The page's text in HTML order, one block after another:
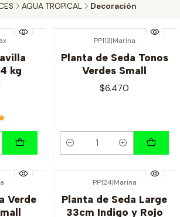
AGUA TROPICAL Decoración
kg
PP113|Marina
Planta de Seda Tonos
Verdes Small
$6.470
Cantidad
Verde
PP124|Marina
Planta de Seda Large
33cm Indigo y Rojo